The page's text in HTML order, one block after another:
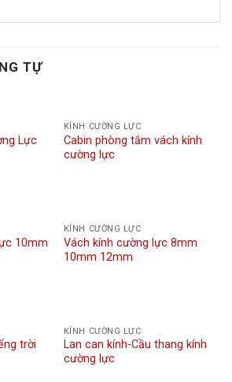
TỰ
Lực
KÍNH CƯỜNG LỰC
Cabin phòng tắm vách kính
cường lực
10mm
KÍNH CƯỜNG LỰC
Vách kính cường lực 8mm
10mm 12mm
trời
KÍNH CƯỜNG LỰC
Lan can kính-Cầu thang kính
cường lực